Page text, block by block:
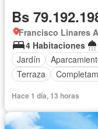
Bs
Francisco Linares
4 Habitaciones
Jardín
Terraza
Hace 1 día, 13 horas